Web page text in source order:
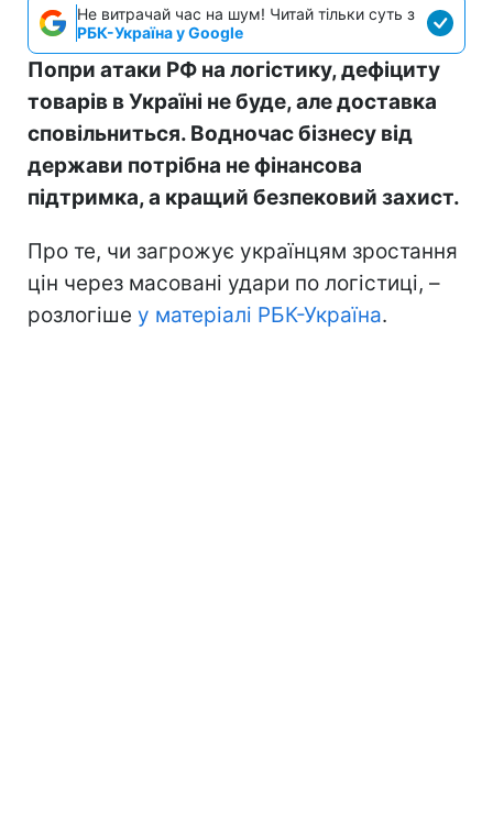
Не витрачай час на шум! Читай тільки суть з
РБК-Україна у Google
Попри атаки РФ на логістику, дефіциту
товарів в Україні не буде, але доставка
сповільниться. Водночас бізнесу від
держави потрібна не фінансова
підтримка, а кращий безпековий захист.
Про те, чи загрожує українцям зростання
цін через масовані удари по логістиці, –
розлогіше у матеріалі РБК-Україна.